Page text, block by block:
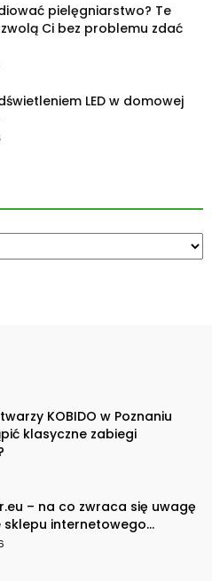
pielęgniarstwo? Te
Ci bez problemu zdać
LED w domowej
KOBIDO w Poznaniu
klasyczne zabiegi
– na co zwraca się uwagę
sklepu internetowego...